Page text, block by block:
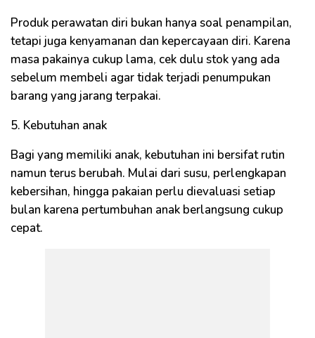
Produk perawatan diri bukan hanya soal penampilan,
tetapi juga kenyamanan dan kepercayaan diri. Karena
masa pakainya cukup lama, cek dulu stok yang ada
sebelum membeli agar tidak terjadi penumpukan
barang yang jarang terpakai.
5. Kebutuhan anak
Bagi yang memiliki anak, kebutuhan ini bersifat rutin
namun terus berubah. Mulai dari susu, perlengkapan
kebersihan, hingga pakaian perlu dievaluasi setiap
bulan karena pertumbuhan anak berlangsung cukup
cepat.